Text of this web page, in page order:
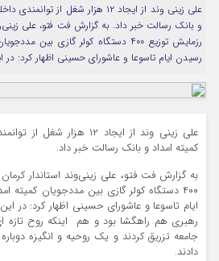
علی زینی وند از ایجاد ۱۲ هزار شغل
و بانک رسالت خبر داد. به گزارش فت فتو، علی
رزمایش توزیع ۴۰۰ دستگاه کولر گازی
رسیدن ایام تاسوعا و عاشورای حسینی اظهار کرد: در
علی زینی وند از ایجاد ۱۲
کمیته امداد و بانک رسالت خبر داد.
به گزارش فت فتو، علی زینی‌وند استاندار
۴۰۰ دستگاه کولر گازی بین مددجویان
ایام تاسوعا و عاشورای حسینی اظهار کرد: در
رهبری هم راهگشا بود و هم اینکه روح تازه
جامعه تزریق کردند و یک روحیه و انگیزه
دادند.